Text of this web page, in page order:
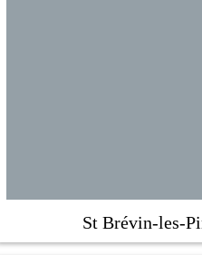
St Brévin-les-